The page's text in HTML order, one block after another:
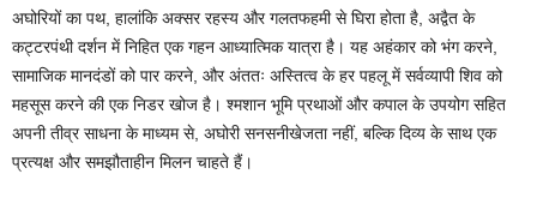
अघोरियों का पथ, हालांकि अक्सर रहस्य और गलतफहमी से घिरा होता है, अद्वैत के
कट्टरपंथी दर्शन में निहित एक गहन आध्यात्मिक यात्रा है। यह अहंकार को भंग करने,
सामाजिक मानदंडों को पार करने, और अंततः अस्तित्व के हर पहलू में सर्वव्यापी शिव को
महसूस करने की एक निडर खोज है। श्मशान भूमि प्रथाओं और कपाल के उपयोग सहित
अपनी तीव्र साधना के माध्यम से, अघोरी सनसनीखेजता नहीं, बल्कि दिव्य के साथ एक
प्रत्यक्ष और समझौताहीन मिलन चाहते हैं।